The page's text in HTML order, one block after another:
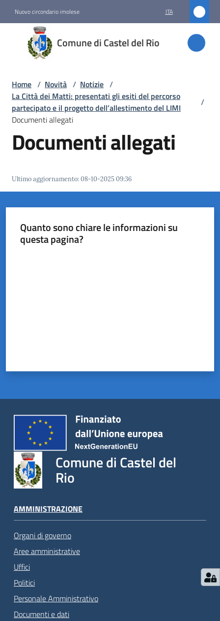
Nuovo circondario imolese ITA
Comune di Castel del Rio
Comune
di
Castel
Amministrazione
Novità
Castel
del
gli
Home / Novità / Notizie /
La Città dei Matti: presentati gli esiti del percorso
partecipato e il progetto dell’allestimento del LIMI
/
Documenti allegati
Documenti allegati
Ultimo aggiornamento:08-10-2025 09:36
Quanto sono chiare le informazioni su
questa pagina?
Comune di Castel del
Rio
AMMINISTRAZIONE
Organi di governo
Aree amministrative
Uffici
Politici
Personale Amministrativo
Documenti e dati